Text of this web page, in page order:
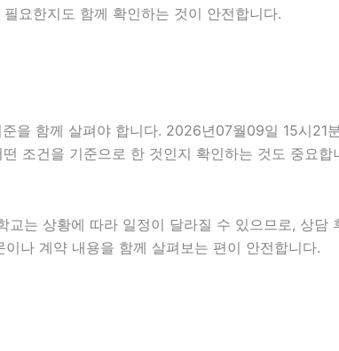
요한지도 함께 확인하는 것이 안전합니다.
을 함께 살펴야 합니다. 2026년07월09일 15시21
조건을 기준으로 한 것인지 확인하는 것도 중요합
는 상황에 따라 일정이 달라질 수 있으므로, 상담
나 계약 내용을 함께 살펴보는 편이 안전합니다.